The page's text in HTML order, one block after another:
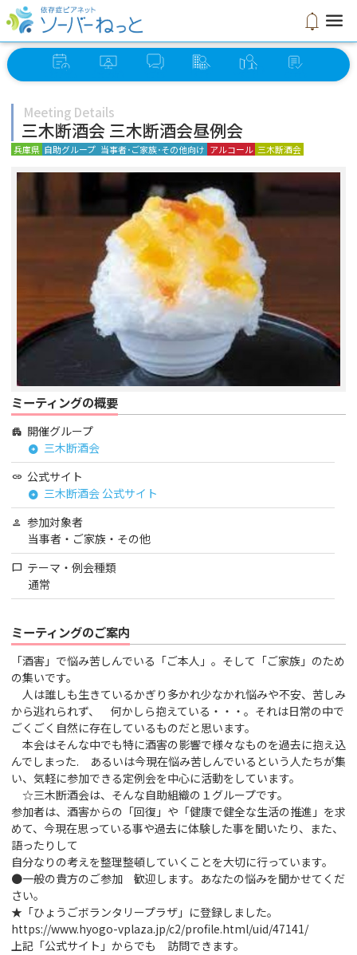
notifications menu
イベント オンライン ソーバー グループ ミーティング セルフ
Meeting Details
三木断酒会 三木断酒会昼例会
兵庫県 自助グループ 当事者･ご家族･その他向け アルコール 三木断酒会
ミーティングの概要
apartment 開催グループ
arrow_circle_right 三木断酒会
link 公式サイト
arrow_circle_right 三木断酒会 公式サイト
person 参加対象者
当事者・ご家族・その他
chat_bubble テーマ・例会種類
通常
ミーティングのご案内
「酒害」で悩み苦しんでいる「ご本人」。そして「ご家族」のため
の集いです。
人は誰しも生きているかぎり多かれ少なかれ悩みや不安、苦しみ
から逃れられず、 何かしら抱えている・・・。それは日常の中で
ごくごく自然に存在しているものだと思います。
本会はそんな中でも特に酒害の影響で様々なものを過去に抱え込
んでしまった. あるいは今現在悩み苦しんでいるという人たちが集
い、気軽に参加できる定例会を中心に活動をしています。
☆三木断酒会は、そんな自助組織の１グループです。
参加者は、酒害からの「回復」や「健康で健全な生活の推進」を求
めて、今現在思っている事や過去に体験した事を聞いたり、また、
語ったりして
自分なりの考えを整理整頓していくことを大切に行っています。
●一般の貴方のご参加 歓迎します。あなたの悩みを聞かせてくだ
さい。
★「ひょうごボランタリープラザ」に登録しました。
https://www.hyogo-vplaza.jp/c2/profile.html/uid/47141/
上記「公式サイト」からでも 訪問できます。